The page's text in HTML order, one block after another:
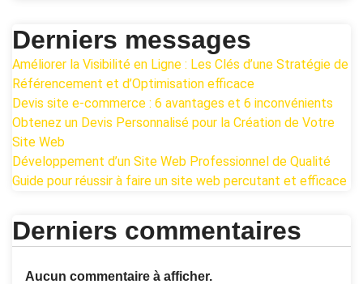
Derniers messages
Améliorer la Visibilité en Ligne : Les Clés d’une Stratégie de
Référencement et d’Optimisation efficace
Devis site e-commerce : 6 avantages et 6 inconvénients
Obtenez un Devis Personnalisé pour la Création de Votre
Site Web
Développement d’un Site Web Professionnel de Qualité
Guide pour réussir à faire un site web percutant et efficace
Derniers commentaires
Aucun commentaire à afficher.